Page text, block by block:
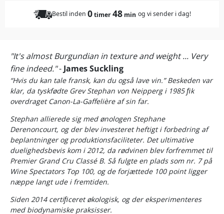
Bestil inden 0timer48 min og vi sender i dag!
"It's almost Burgundian in texture and weight ... Very
fine indeed."- James Suckling
“Hvis du kan tale fransk, kan du også lave vin.” Beskeden var
klar, da tyskfødte Grev Stephan von Neipperg i 1985 ﬁk
overdraget Canon-La-Gaffelière af sin far.
Stephan allierede sig med ønologen Stephane
Derenoncourt, og der blev investeret heftigt i forbedring af
beplantninger og produktionsfaciliteter. Det ultimative
duelighedsbevis kom i 2012, da rødvinen blev forfremmet til
Premier Grand Cru Classé B. Så fulgte en plads som nr. 7 på
Wine Spectators Top 100, og de forjættede 100 point ligger
næppe langt ude i fremtiden.
Siden 2014 certiﬁceret økologisk, og der eksperimenteres
med biodynamiske praksisser.